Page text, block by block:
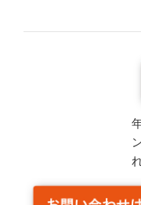
https://
https://
https://
2025-47991